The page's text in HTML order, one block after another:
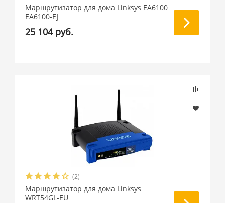
Маршрутизатор для дома Linksys EA6100
EA6100-EJ
25 104 руб.
(2)
Маршрутизатор для дома Linksys
WRT54GL-EU